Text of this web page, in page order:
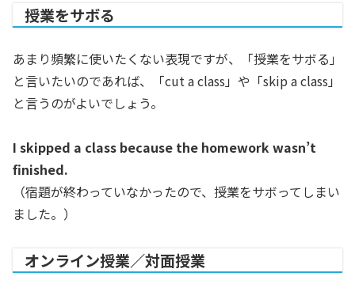
授業をサボる
あまり頻繁に使いたくない表現ですが、「授業をサボる」
と言いたいのであれば、「cut a class」や「skip a class」
と言うのがよいでしょう。
I skipped a class because the homework wasn’t
finished.
（宿題が終わっていなかったので、授業をサボってしまい
ました。）
オンライン授業／対面授業